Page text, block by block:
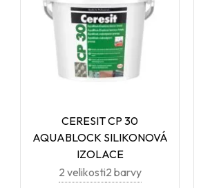
CERESIT CP 30
AQUABLOCK SILIKONOVÁ
IZOLACE
2 velikosti2 barvy